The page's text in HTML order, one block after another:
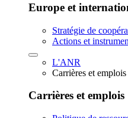
Europe et
Stratégie de
Actions et
L'ANR
Carrières et emplois
Carrières et emplois